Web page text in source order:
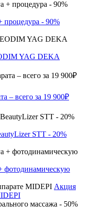
процедура - 90%
YAG DEKA
– всего за 19 900₽
STT - 20%
фотодинамическую
Акция